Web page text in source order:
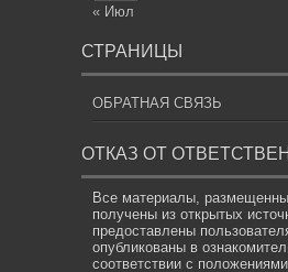
« Июл
СТРАНИЦЫ
ОБРАТНАЯ СВЯЗЬ
ОТКАЗ ОТ
Все материалы,
получены из открытых
предоставлены
опубликованы в
соответствии с